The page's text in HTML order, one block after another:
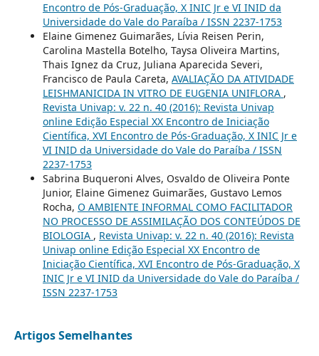
Encontro de Pós-Graduação, X INIC Jr e VI INID da
Universidade do Vale do Paraíba / ISSN 2237-1753
Elaine Gimenez Guimarães, Lívia Reisen Perin,
Carolina Mastella Botelho, Taysa Oliveira Martins,
Thais Ignez da Cruz, Juliana Aparecida Severi,
Francisco de Paula Careta, AVALIAÇÃO DA ATIVIDADE
LEISHMANICIDA IN VITRO DE EUGENIA UNIFLORA ,
Revista Univap: v. 22 n. 40 (2016): Revista Univap
online Edição Especial XX Encontro de Iniciação
Científica, XVI Encontro de Pós-Graduação, X INIC Jr e
VI INID da Universidade do Vale do Paraíba / ISSN
2237-1753
Sabrina Buqueroni Alves, Osvaldo de Oliveira Ponte
Junior, Elaine Gimenez Guimarães, Gustavo Lemos
Rocha, O AMBIENTE INFORMAL COMO FACILITADOR
NO PROCESSO DE ASSIMILAÇÃO DOS CONTEÚDOS DE
BIOLOGIA , Revista Univap: v. 22 n. 40 (2016): Revista
Univap online Edição Especial XX Encontro de
Iniciação Científica, XVI Encontro de Pós-Graduação, X
INIC Jr e VI INID da Universidade do Vale do Paraíba /
ISSN 2237-1753
Artigos Semelhantes